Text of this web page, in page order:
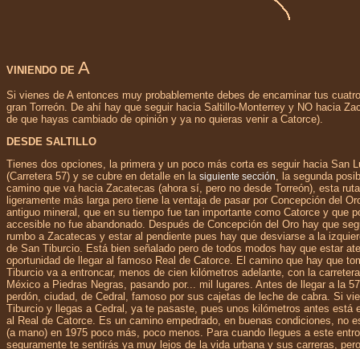
VINIENDO DE A
Si vienes de A entonces muy probablemente debes de encaminar tus
gran Torreón. De ahí hay que seguir hacia Saltillo-Monterrey y NO hacia
de que hayas cambiado de opinión y ya no quieras venir a Catorce).
DESDE SALTILLO
Tienes dos opciones, la primera y un poco más corta es seguir hacia San
(Carretera 57) y se cubre en detalle en la siguiente sección, la segunda
camino que va hacia Zacatecas (ahora sí, pero no desde Torreón), esta
ligeramente más larga pero tiene la ventaja de pasar por Concepción del
antiguo mineral, que en su tiempo fue tan importante como Catorce y que
accesible no fue abandonado. Después de Concepción del Oro hay que
rumbo a Zacatecas y estar al pendiente pues hay que desviarse a la
de San Tiburcio. Está bien señalado pero de todos modos hay que estar
oportunidad de llegar al famoso Real de Catorce. El camino que hay que
Tiburcio va a entroncar, menos de cien kilómetros adelante, con la
México a Piedras Negras, pasando por... mil lugares. Antes de llegar a la
perdón, ciudad, de Cedral, famoso por sus cajetas de leche de cabra. Si
Tiburcio y llegas a Cedral, ya te pasaste, pues unos kilómetros antes está
al Real de Catorce. Es un camino empedrado, en buenas condiciones, no
(a mano) en 1975 poco más, poco menos. Para cuando llegues a este
seguramente te sentirás ya muy lejos de la vida urbana y sus carreras,